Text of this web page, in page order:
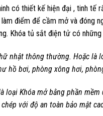
có thiết kế hiện đại , tinh tế
điểm để cầm mở và đóng
Khóa tủ sắt điện tử có những
nhật thông thường. Hoặc là
hồ bơi, phòng xông hơi,
loại Khóa mở bằng phần
với độ an toàn bảo mật